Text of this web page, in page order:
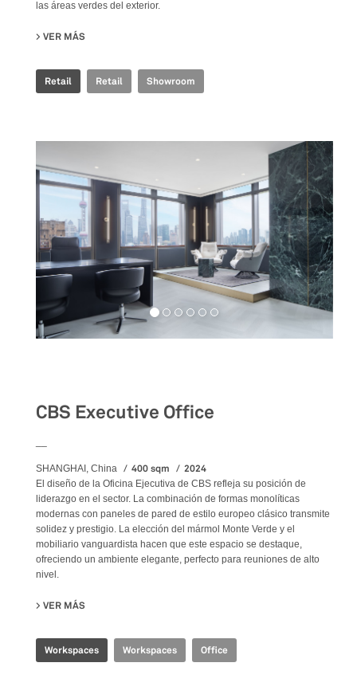
las áreas verdes del exterior.
VER MÁS
Retail Retail Showroom
CBS Executive Office
SHANGHAI, China 400 sqm 2024
El diseño de la Oficina Ejecutiva de CBS refleja su posición de
liderazgo en el sector. La combinación de formas monolíticas
modernas con paneles de pared de estilo europeo clásico transmite
solidez y prestigio. La elección del mármol Monte Verde y el
mobiliario vanguardista hacen que este espacio se destaque,
ofreciendo un ambiente elegante, perfecto para reuniones de alto
nivel.
VER MÁS
Workspaces Workspaces Office